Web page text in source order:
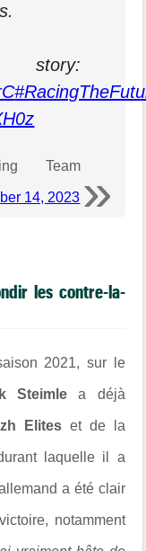
Team
14, 2023
les contre-la-
2021, sur le
Steimlea déjà
Elites et de la
laquelle il a
a été clair
notamment